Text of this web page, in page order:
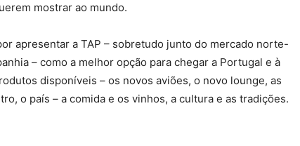
mostrar ao mundo.
apresentar a TAP – sobretudo junto do mercado norte-
– como a melhor opção para chegar a Portugal e à
disponíveis – os novos aviões, o novo lounge, as
o país – a comida e os vinhos, a cultura e as tradições.